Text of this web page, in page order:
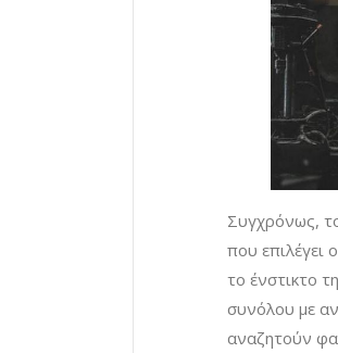
Συγχρόνως,
που επιλέγει
το ένστικτο
συνόλου με
αναζητούν